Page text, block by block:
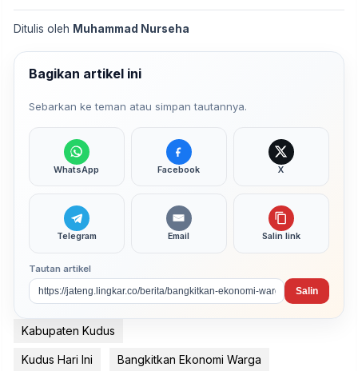
Ditulis oleh Muhammad Nurseha
Bagikan artikel ini
Sebarkan ke teman atau simpan tautannya.
WhatsApp Facebook X
Telegram Email Salin link
Tautan artikel
Salin
Kabupaten Kudus
Kudus Hari Ini Bangkitkan Ekonomi Warga